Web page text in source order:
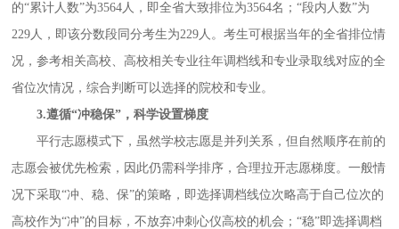
的“累计人数”为3564人，即全省大致排位为3564名；“段内人数”为
229人，即该分数段同分考生为229人。考生可根据当年的全省排位情
况，参考相关高校、高校相关专业往年调档线和专业录取线对应的全
省位次情况，综合判断可以选择的院校和专业。
3.遵循“冲稳保”，科学设置梯度
平行志愿模式下，虽然学校志愿是并列关系，但自然顺序在前的
志愿会被优先检索，因此仍需科学排序，合理拉开志愿梯度。一般情
况下采取“冲、稳、保”的策略，即选择调档线位次略高于自己位次的
高校作为“冲”的目标，不放弃冲刺心仪高校的机会；“稳”即选择调档